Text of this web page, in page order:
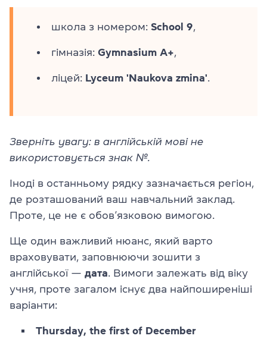
школа з номером: School 9,
гімназія: Gymnasium A+,
ліцей: Lyceum 'Naukova zmina'.
Зверніть увагу: в англійській мові не
використовується знак №.
Іноді в останньому рядку зазначається регіон,
де розташований ваш навчальний заклад.
Проте, це не є обов’язковою вимогою.
Ще один важливий нюанс, який варто
враховувати, заповнюючи зошити з
англійської — дата. Вимоги залежать від віку
учня, проте загалом існує два найпоширеніші
варіанти:
Thursday, the first of December